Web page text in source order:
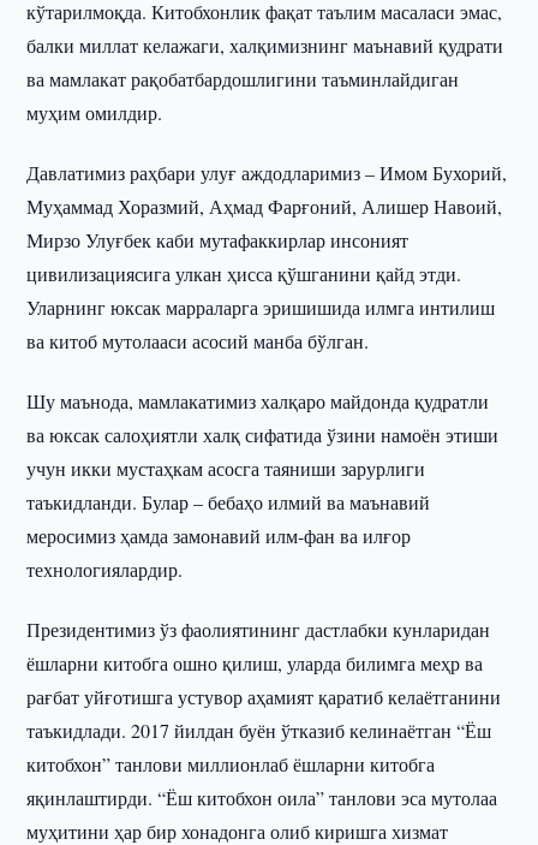
кўтарилмоқда. Китобхонлик фақат таълим масаласи эмас,
балки миллат келажаги, халқимизнинг маънавий қудрати
ва мамлакат рақобатбардошлигини таъминлайдиган
муҳим омилдир.
Давлатимиз раҳбари улуғ аждодларимиз – Имом Бухорий,
Муҳаммад Хоразмий, Аҳмад Фарғоний, Алишер Навоий,
Мирзо Улуғбек каби мутафаккирлар инсоният
цивилизациясига улкан ҳисса қўшганини қайд этди.
Уларнинг юксак марраларга эришишида илмга интилиш
ва китоб мутолааси асосий манба бўлган.
Шу маънода, мамлакатимиз халқаро майдонда қудратли
ва юксак салоҳиятли халқ сифатида ўзини намоён этиши
учун икки мустаҳкам асосга таяниши зарурлиги
таъкидланди. Булар – бебаҳо илмий ва маънавий
меросимиз ҳамда замонавий илм-фан ва илғор
технологиялардир.
Президентимиз ўз фаолиятининг дастлабки кунларидан
ёшларни китобга ошно қилиш, уларда билимга меҳр ва
рағбат уйғотишга устувор аҳамият қаратиб келаётганини
таъкидлади. 2017 йилдан буён ўтказиб келинаётган “Ёш
китобхон” танлови миллионлаб ёшларни китобга
яқинлаштирди. “Ёш китобхон оила” танлови эса мутолаа
муҳитини ҳар бир хонадонга олиб киришга хизмат